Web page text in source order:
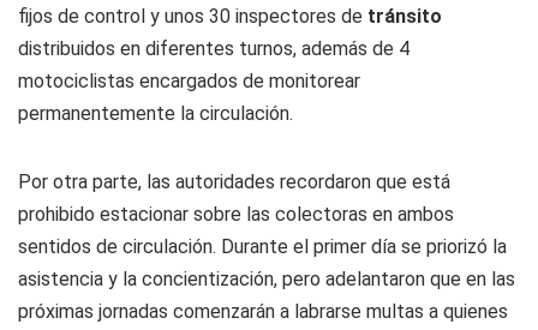
fijos de control y unos 30 inspectores de tránsito
distribuidos en diferentes turnos, además de 4
motociclistas encargados de monitorear
permanentemente la circulación.
Por otra parte, las autoridades recordaron que está
prohibido estacionar sobre las colectoras en ambos
sentidos de circulación. Durante el primer día se priorizó la
asistencia y la concientización, pero adelantaron que en las
próximas jornadas comenzarán a labrarse multas a quienes